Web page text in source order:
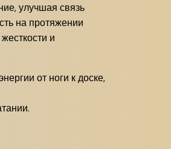
улучшая связь
на протяжении
и
от ноги к доске,